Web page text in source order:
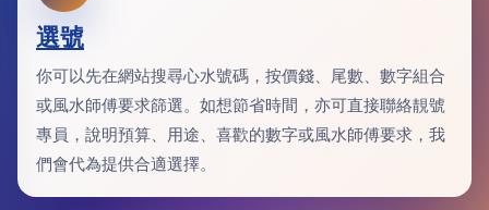
選號
你可以先在網站搜尋心水號碼，按價錢、尾數、數字組合
或風水師傅要求篩選。如想節省時間，亦可直接聯絡靚號
專員，說明預算、用途、喜歡的數字或風水師傅要求，我
們會代為提供合適選擇。